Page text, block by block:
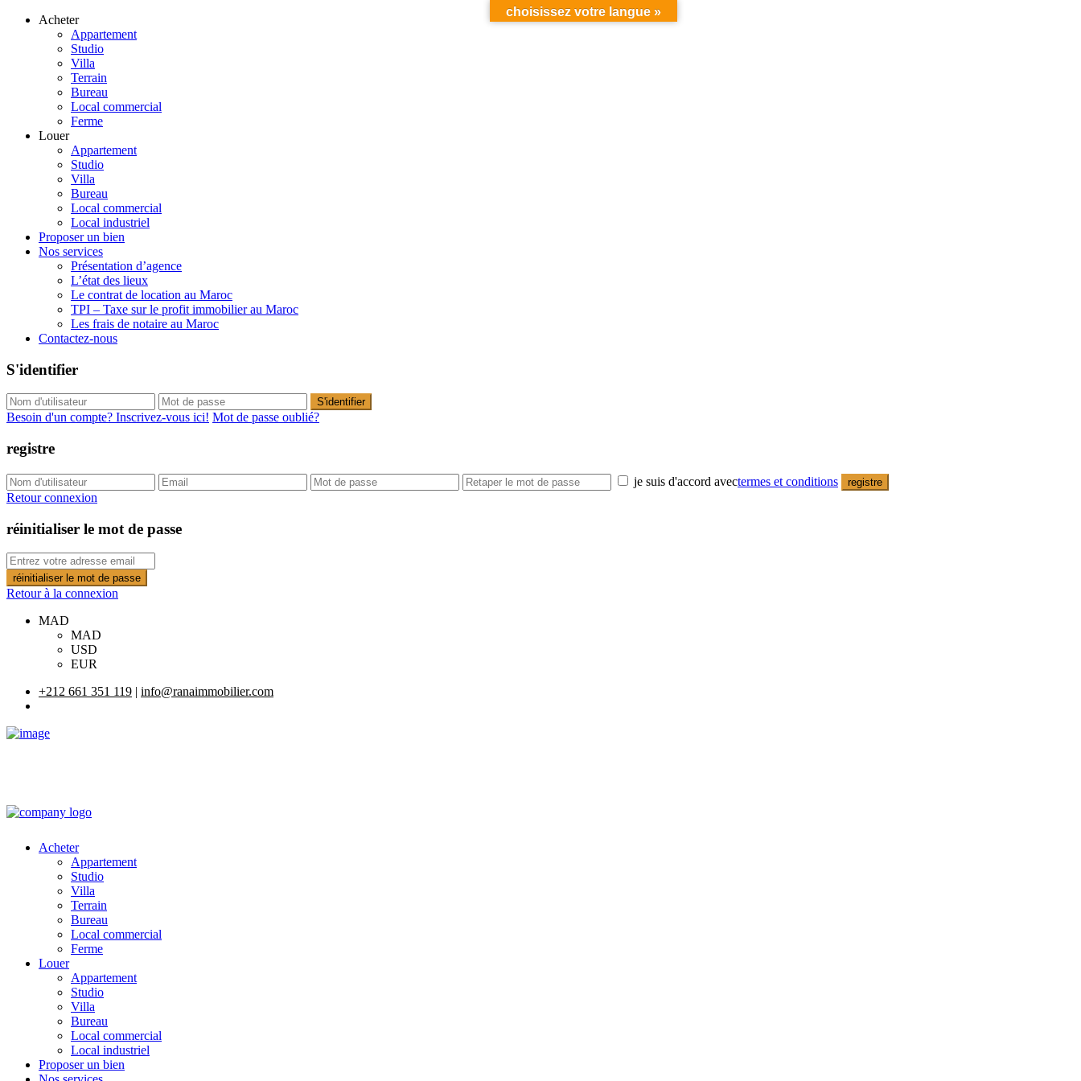
Acheter
Appartement
Studio
Villa
Terrain
Bureau
Local commercial
Ferme
Louer
Appartement
Studio
Villa
Bureau
Local commercial
Local industriel
Proposer un bien
Nos services
Présentation d’agence
L’état des lieux
Le contrat de location au Maroc
TPI – Taxe sur le profit immobilier au Maroc
Les frais de notaire au Maroc
Contactez-nous
S'identifier
S'identifier
Besoin d'un compte? Inscrivez-vous ici! Mot de passe oublié?
registre
je suis d'accord avectermes et conditions registre
Retour connexion
réinitialiser le mot de passe
réinitialiser le mot de passe
Retour à la connexion
MAD
MAD
USD
EUR
+212 661 351 119 | info@ranaimmobilier.com
Acheter
Appartement
Studio
Villa
Terrain
Bureau
Local commercial
Ferme
Louer
Appartement
Studio
Villa
Bureau
Local commercial
Local industriel
Proposer un bien
choisissez votre langue »